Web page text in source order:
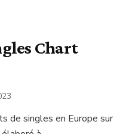
Chart
de singles en Europe sur